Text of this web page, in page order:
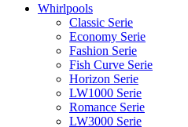
Whirlpools
Classic Serie
Economy Serie
Fashion Serie
Fish Curve Serie
Horizon Serie
LW1000 Serie
Romance Serie
LW3000 Serie